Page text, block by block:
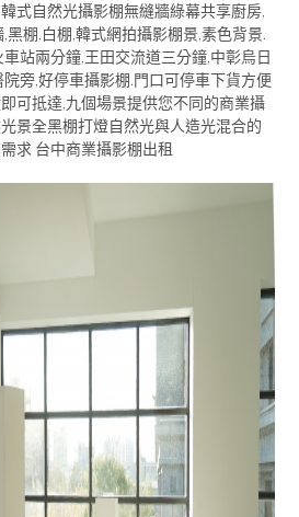
式自然光攝影棚無縫牆綠幕共享廚房,
棚,白棚,韓式網拍攝影棚景,素色背景.
站兩分鐘,王田交流道三分鐘,中彰烏日
旁,好停車攝影棚.門口可停車下貨方便
可抵達,九個場景提供您不同的商業攝
景全黑棚打燈自然光與人造光混合的
求 台中商業攝影棚出租